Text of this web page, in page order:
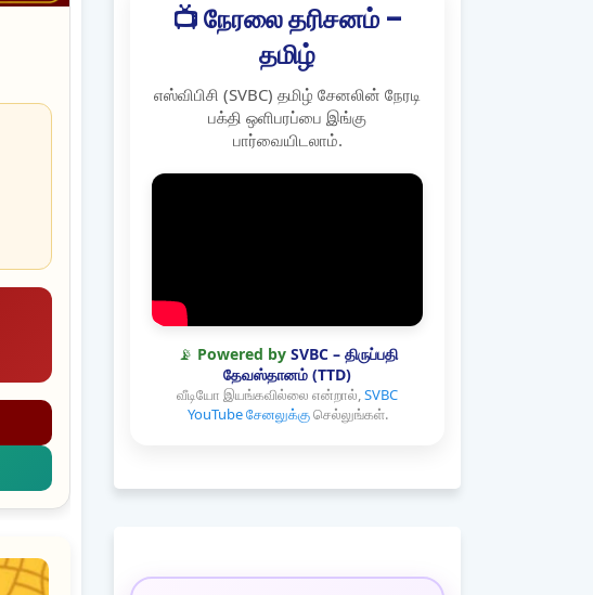
📺 நேரலை தரிசனம் –
தமிழ்
எஸ்விபிசி (SVBC) தமிழ் சேனலின் நேரடி
பக்தி ஒளிபரப்பை இங்கு
பார்வையிடலாம்.
📡 Powered by SVBC – திருப்பதி
தேவஸ்தானம் (TTD)
வீடியோ இயங்கவில்லை என்றால்,SVBC
YouTube சேனலுக்குசெல்லுங்கள்.